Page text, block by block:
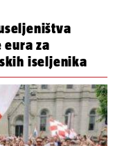
za
iseljenika